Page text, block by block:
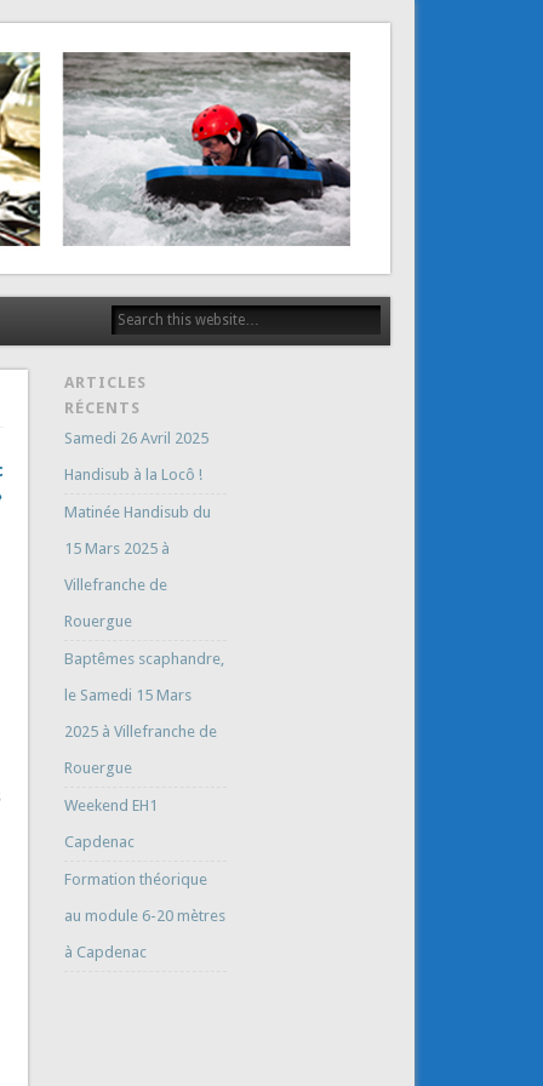
ARTICLES
RÉCENTS
Samedi 26 Avril 2025
Handisub à la Locô !
Matinée Handisub du
15 Mars 2025 à
Villefranche de
Rouergue
Baptêmes scaphandre,
le Samedi 15 Mars
2025 à Villefranche de
Rouergue
Weekend EH1
Capdenac
Formation théorique
au module 6-20 mètres
à Capdenac